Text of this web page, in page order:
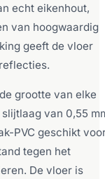
echt eikenhout,
van hoogwaardig
geeft de vloer
grootte van elke
van 0,55
PVC geschikt
tegen het
De vloer is